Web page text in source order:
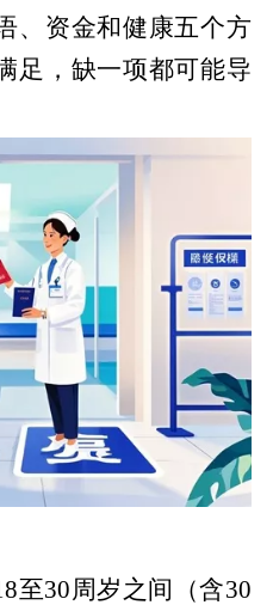
、资金和健康五个方
足，缺一项都可能导
至30周岁之间（含30